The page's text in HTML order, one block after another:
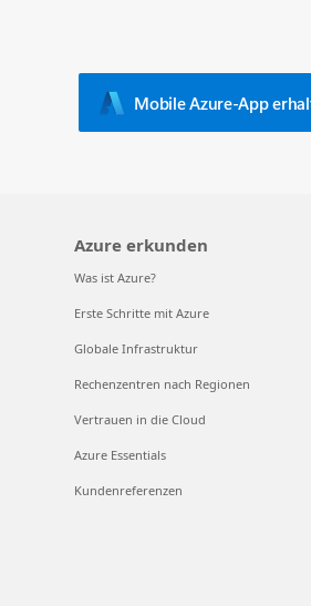
Mobile Azure-App
Azure erkunden
Was ist Azure?
Erste Schritte mit Azure
Globale Infrastruktur
Rechenzentren nach Regionen
Vertrauen in die Cloud
Azure Essentials
Kundenreferenzen